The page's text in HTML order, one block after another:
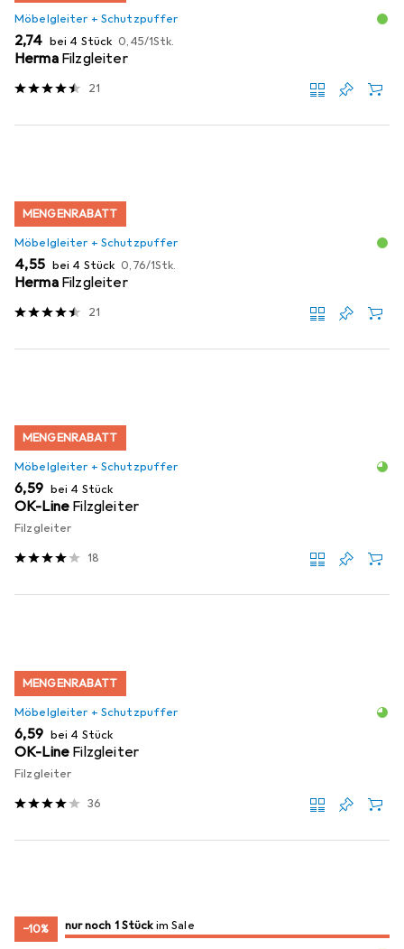
Möbelgleiter + Schutzpuffer
EUR
2,74 bei 4 Stück EUR
0,45/1Stk.
Herma Filzgleiter
21
MENGENRABATT
Möbelgleiter + Schutzpuffer
EUR
4,55 bei 4 Stück EUR
0,76/1Stk.
Herma Filzgleiter
21
MENGENRABATT
Möbelgleiter + Schutzpuffer
EUR
6,59 bei 4 Stück
OK-Line Filzgleiter
Filzgleiter
18
MENGENRABATT
Möbelgleiter + Schutzpuffer
EUR
6,59 bei 4 Stück
OK-Line Filzgleiter
Filzgleiter
36
−10% noch 1 Stückim Sale
nur noch 1 Stück im Sale